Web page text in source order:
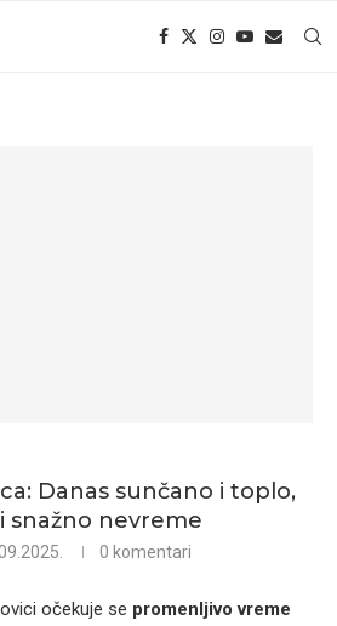
Danas sunčano i toplo,
snažno nevreme
0 komentari
očekuje se promenljivo vreme